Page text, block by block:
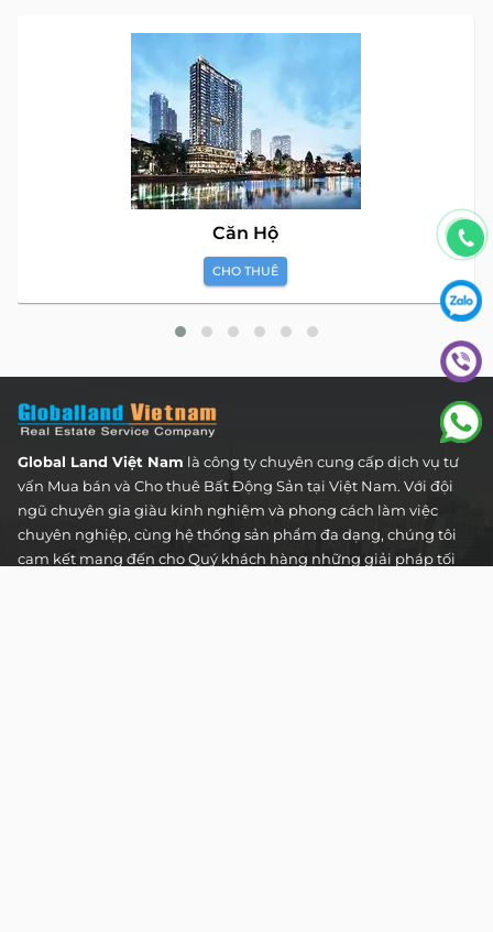
Căn Hộ
CHO THUÊ
Global Land Việt Nam là công ty chuyên cung cấp dịch vụ tư
vấn Mua bán và Cho thuê Bất Động Sản tại Việt Nam. Với đội
ngũ chuyên gia giàu kinh nghiệm và phong cách làm việc
chuyên nghiệp, cùng hệ thống sản phẩm đa dạng, chúng tôi
cam kết mang đến cho Quý khách hàng những giải pháp tối